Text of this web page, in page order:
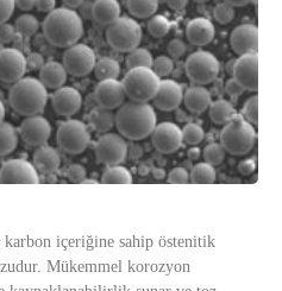
içeriğine sahip östenitik
Mükemmel korozyon